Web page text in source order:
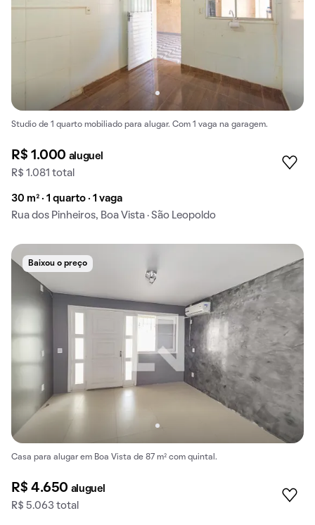
Studio de 1 quarto mobiliado para alugar. Com 1 vaga na garagem.
R$ 1.000 aluguel
R$ 1.081 total
30 m² · 1 quarto · 1 vaga
Rua dos Pinheiros, Boa Vista · São Leopoldo
Baixou o preço
Casa para alugar em Boa Vista de 87 m² com quintal.
R$ 4.650 aluguel
R$ 5.063 total